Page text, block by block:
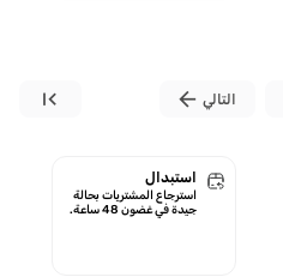
التالي arrow_back
first_page
استبدال
استرجاع المشتريات بحالة
جيدة في غضون 48 ساعة.